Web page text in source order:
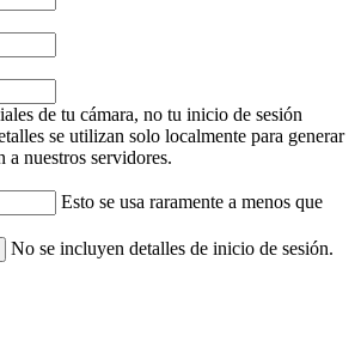
de tu cámara, no tu inicio de sesión
se utilizan solo localmente para generar
nuestros servidores.
Esto se usa raramente a menos que
No se incluyen detalles de inicio de sesión.